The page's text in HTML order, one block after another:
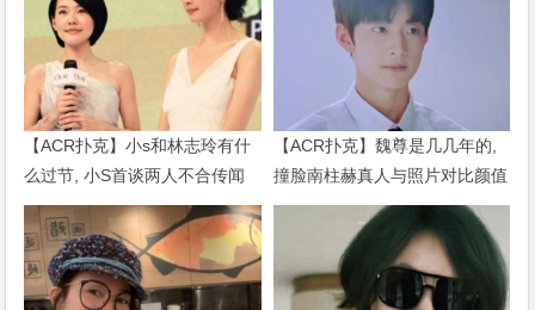
【ACR扑克】小s和林志玲有什
么过节, 小S首谈两人不合传闻
说了什么
【ACR扑克】魏尊是几几年的,
撞脸南柱赫真人与照片对比颜值
被质疑